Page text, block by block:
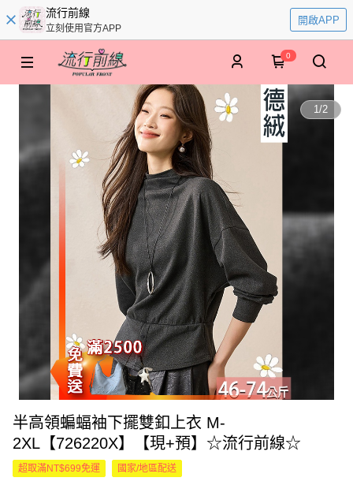
流行前線
立刻使用官方APP
開啟APP
0
1/2
半高領蝙蝠袖下擺雙釦上衣 M-
2XL【726220X】【現+預】☆流行前線☆
超取滿NT$699免運 國家/地區配送